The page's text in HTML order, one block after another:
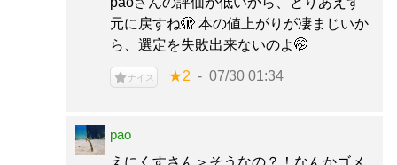
元に戻すね🫣 本の値上がりが凄まじいか
ら、選定を失敗出来ないのよ🤭
ナイス ★2 07/30 01:34
pao
えにくすさん＞そうなの？！なんかゴメ